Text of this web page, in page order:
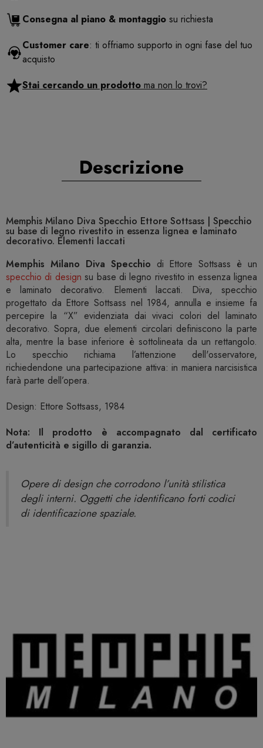
Consegna al piano & montaggio su richiesta
Customer care: ti offriamo supporto in ogni fase del tuo
acquisto
Stai cercando un prodotto ma non lo trovi?
Descrizione
Memphis Milano Diva Specchio Ettore Sottsass | Specchio
su base di legno rivestito in essenza lignea e laminato
decorativo. Elementi laccati
Memphis Milano Diva Specchio di Ettore Sottsass è un
specchio di design su base di legno rivestito in essenza lignea
e laminato decorativo. Elementi laccati. Diva, specchio
progettato da Ettore Sottsass nel 1984, annulla e insieme fa
percepire la “X” evidenziata dai vivaci colori del laminato
decorativo. Sopra, due elementi circolari definiscono la parte
alta, mentre la base inferiore è sottolineata da un rettangolo.
Lo specchio richiama l’attenzione dell'osservatore,
richiedendone una partecipazione attiva: in maniera narcisistica
farà parte dell’opera.
Design: Ettore Sottsass, 1984
Nota: Il prodotto è accompagnato dal certificato
d’autenticità e sigillo di garanzia.
Opere di design che corrodono l’unità stilistica
degli interni. Oggetti che identificano forti codici
di identificazione spaziale.